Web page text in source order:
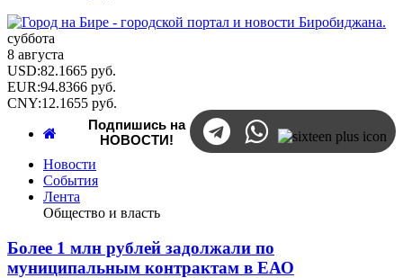
суббота
8 августа
USD:82.1665 руб.
EUR:94.8366 руб.
CNY:12.1655 руб.
Подпишись на
НОВОСТИ!
Новости
События
Лента
Общество и власть
Более 1 млн рублей задолжали по
муниципальным контрактам в ЕАО